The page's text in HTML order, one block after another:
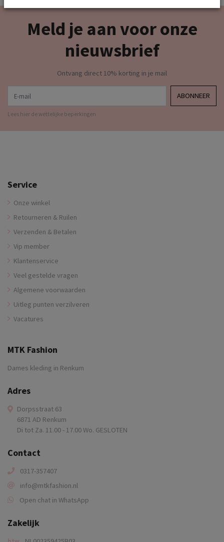
Meld je aan voor onze
nieuwsbrief
Ontvang direct 10% korting in je mail
ABONNEER
Lees hier de wettelijke beperkingen
Service
Onze winkel
Retourneren & Ruilen
Verzenden & Betalen
Vip member
Klantenservice
Veel gestelde vragen
Algemene voorwaarden
Uitleg punten verzilveren
Vacatures
MTK Fashion
Dames kleding in Renkum
Adres
Dorpsstraat 63
6871 AD Renkum
Di tot Za. 11.00 - 17.00 Wo. GESLOTEN
Contact
0317-357407
info@mtkfashion.nl
Open chat in WhatsApp
Zakelijk